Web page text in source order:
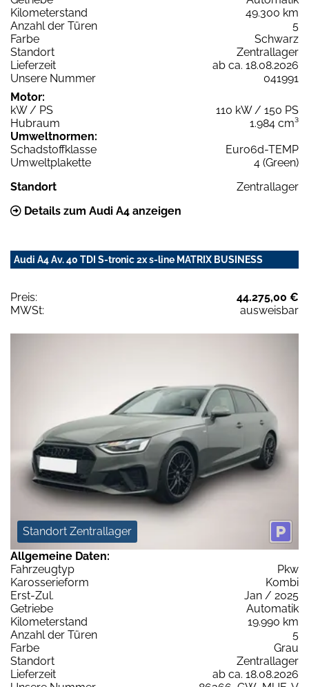
Kilometerstand
49.300 km
Anzahl der Türen
5
Farbe
Schwarz
Standort
Zentrallager
Lieferzeit
ab ca. 18.08.2026
Unsere Nummer
041991
Motor:
kW / PS
110 kW / 150 PS
Hubraum
1.984 cm³
Umweltnormen:
Schadstoffklasse
Euro6d-TEMP
Umweltplakette
4 (Green)
Standort
Zentrallager
Details zum Audi A4 anzeigen
Audi A4 Av. 40 TDI S-tronic 2x s-line MATRIX BUSINESS
Preis:
44.275,00 €
MWSt:
ausweisbar
Standort Zentrallager
Allgemeine Daten:
Fahrzeugtyp
Pkw
Karosserieform
Kombi
Erst-Zul.
Jan / 2025
Getriebe
Automatik
Kilometerstand
19.990 km
Anzahl der Türen
5
Farbe
Grau
Standort
Zentrallager
Lieferzeit
ab ca. 18.08.2026